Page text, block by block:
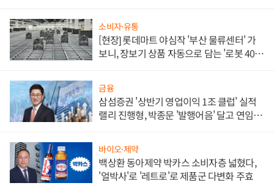
소비자·유통
[현장] 롯데마트 야심작 '부산 물류센터' 가
보니, 장보기 상품 자동으로 담는 '로봇 400
금융
삼섬증권 '상반기 영업이익 1조 클럽' 실적
랠리 진행형, 박종문 '발행어음' 달고 연임 향
바이오·제약
백상환 동아제약 박카스 소비자층 넓혔다,
'얼박사'로 '레트로'로 제품군 다변화 주효